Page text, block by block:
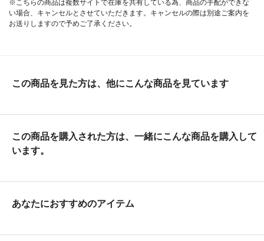
※こちらの商品は複数サイトで在庫を共有している為、商品の手配ができな
い場合、キャンセルとさせていただきます。キャンセルの際は別途ご案内を
お送りしますので予めご了承ください。
この商品を見た方は、他にこんな商品を見ています
この商品を購入された方は、一緒にこんな商品を購入して
います。
あなたにおすすめのアイテム